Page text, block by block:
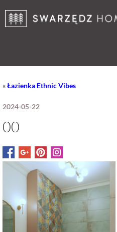
«Łazienka Ethnic Vibes
2024-05-22
00